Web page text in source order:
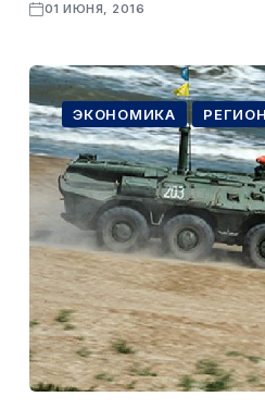
01 ИЮНЯ, 2016
ЭКОНОМИКА